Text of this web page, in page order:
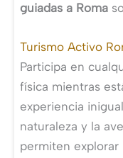
guiadas a Roma
Turismo Activo
Participa en
física mientras
experiencia
naturaleza y la
permiten explorar